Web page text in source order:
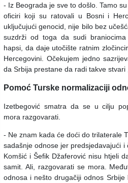
- Iz Beograda je sve to došlo. Tamo
oficiri koji su ratovali u Bosni i
uključujući genocid, nije bilo bez
suzdrži od toga da sudi
hapsi, da daje utočište ratnim
Hercegovini. Očekujem jedno
da Srbija prestane da radi takve stvari
Pomoć Turske normalizaciji
Izetbegović smatra da se u cilju
mora razgovarati.
- Ne znam kada će doći do trilaterale
sadašnje odnose jer predsjedavajući i
Komšić i Šefik Džaferović nisu htjeli
samit. Ali, razgovarati se mora.
odnosa i nešto drugačiji odnos